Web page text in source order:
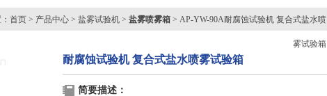
首页 > 产品中心 > 盐雾试验机 > 盐雾喷雾箱 > AP-YW-90A耐腐蚀试验机 复合式盐水喷
雾试验箱
耐腐蚀试验机 复合式盐水喷雾试验箱
简要描述：